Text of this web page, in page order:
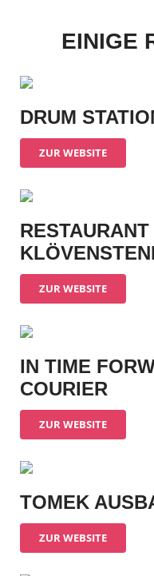
EINIGE
DRUM
ZUR WEBSITE
ZUR WEBSITE
IN TIME
COURIER
ZUR WEBSITE
TOMEK
ZUR WEBSITE